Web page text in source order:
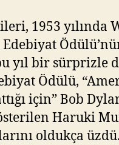
z
1953 yılında
yıl bir sürprizle
Ödülü,
için” Bob
Haruki
oldukça